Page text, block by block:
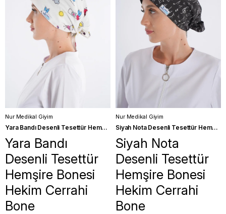
Nur Medikal Giyim
Yara Bandı Desenli Tesettür Hemşire Bonesi Hekim Cerrahi Bone
Yara Bandı
Desenli Tesettür
Hemşire Bonesi
Hekim Cerrahi
Bone
Nur Medikal Giyim
Siyah Nota Desenli Tesettür Hemşire Bonesi Hekim Cerrahi Bone
Siyah Nota
Desenli Tesettür
Hemşire Bonesi
Hekim Cerrahi
Bone